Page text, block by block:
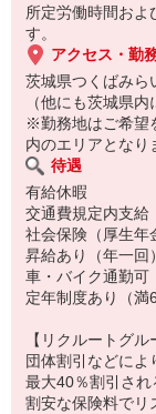
所定労働時間およ
す。
アクセス・勤
茨城県つくばみら
（他にも茨城県内
※勤務地はご希望
内のエリアとなり
待遇
有給休暇
交通費規定内支給
社会保険（厚生年
昇給あり（年一回）
車・バイク通勤可
定年制度あり（満
【リクルートグル
団体割引などによ
最大40％割引され
割安な保険料でリ